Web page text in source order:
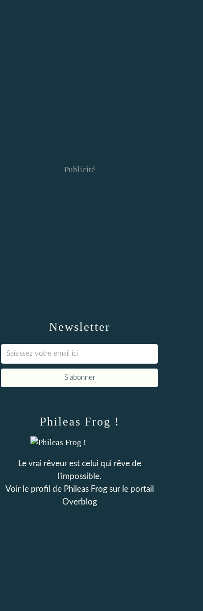
Newsletter
Publicité
Phileas Frog !
Le vrai rêveur est celui qui rêve de
l'impossible.
Voir le profil de Phileas Frogsur le portail
Overblog